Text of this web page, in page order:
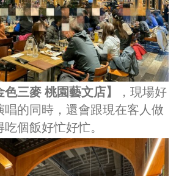
色三麥 桃園藝文店】
，現場好
唱的同時，還會跟現在客人做
個飯好忙好忙。